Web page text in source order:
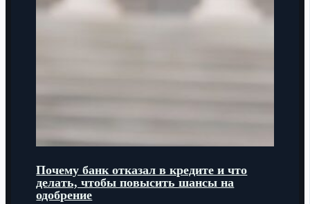
Почему банк отказал в кредите и что
делать, чтобы повысить шансы на
одобрение